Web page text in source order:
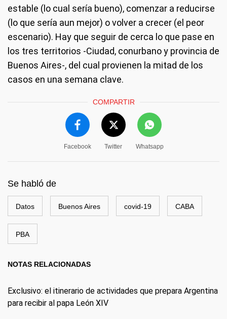
estable (lo cual sería bueno), comenzar a reducirse
(lo que sería aun mejor) o volver a crecer (el peor
escenario). Hay que seguir de cerca lo que pase en
los tres territorios -Ciudad, conurbano y provincia de
Buenos Aires-, del cual provienen la mitad de los
casos en una semana clave.
COMPARTIR
Facebook Twitter Whatsapp
Se habló de
Datos Buenos Aires covid-19 CABA
PBA
NOTAS RELACIONADAS
Exclusivo: el itinerario de actividades que prepara Argentina
para recibir al papa León XIV